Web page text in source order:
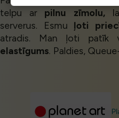
telpu ar pilnu zīmolu,
serverus. Esmu ļoti
atradis. Man ļoti patīk
elastīgums. Paldies,